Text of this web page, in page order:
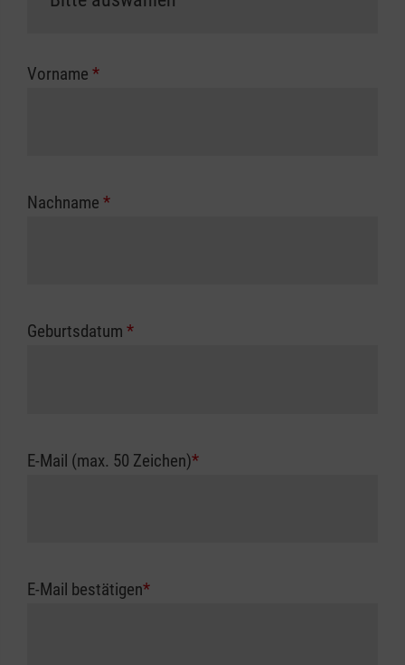
Die notwendigen Formulare für die
zuständigen Berufsgenossenschaft oder
Vorname *
Nachname *
Geburtsdatum *
E-Mail (max. 50 Zeichen)*
E-Mail bestätigen*